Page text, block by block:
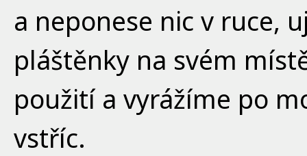
a neponese nic v ruce,
pláštěnky na svém
použití a vyrážíme po
vstříc.